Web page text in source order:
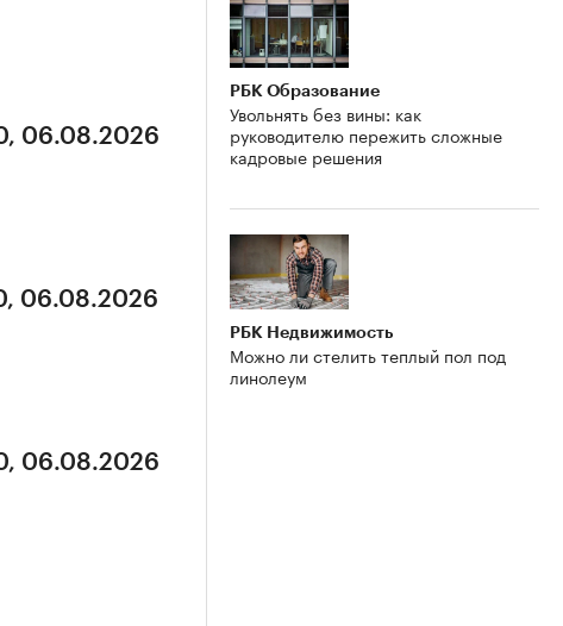
06.08.2026
06.08.2026
06.08.2026
РБК Образование
Увольнять без вины: как
руководителю пережить сложные
кадровые решения
РБК Недвижимость
Можно ли стелить теплый пол под
линолеум